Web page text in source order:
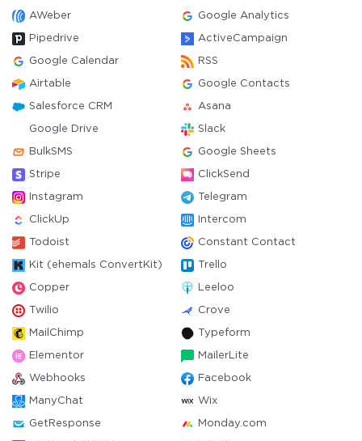
AWeber Google Analytics
Pipedrive ActiveCampaign
Google Calendar RSS
Airtable Google Contacts
Salesforce CRM Asana
Google Drive Slack
BulkSMS Google Sheets
Stripe ClickSend
Instagram Telegram
ClickUp Intercom
Todoist Constant Contact
Kit (ehemals ConvertKit) Trello
Copper Leeloo
Twilio Crove
MailChimp Typeform
Elementor MailerLite
Webhooks Facebook
ManyChat Wix
GetResponse Monday.com